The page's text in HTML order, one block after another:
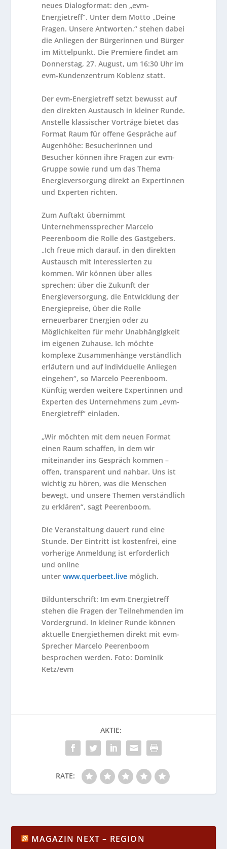
neues Dialogformat: den „evm-
Energietreff“. Unter dem Motto „Deine
Fragen. Unsere Antworten.“ stehen dabei
die Anliegen der Bürgerinnen und Bürger
im Mittelpunkt. Die Premiere findet am
Donnerstag, 27. August, um 16:30 Uhr im
evm-Kundenzentrum Koblenz statt.
Der evm-Energietreff setzt bewusst auf
den direkten Austausch in kleiner Runde.
Anstelle klassischer Vorträge bietet das
Format Raum für offene Gespräche auf
Augenhöhe: Besucherinnen und
Besucher können ihre Fragen zur evm-
Gruppe sowie rund um das Thema
Energieversorgung direkt an Expertinnen
und Experten richten.
Zum Auftakt übernimmt
Unternehmenssprecher Marcelo
Peerenboom die Rolle des Gastgebers.
„Ich freue mich darauf, in den direkten
Austausch mit Interessierten zu
kommen. Wir können über alles
sprechen: über die Zukunft der
Energieversorgung, die Entwicklung der
Energiepreise, über die Rolle
erneuerbarer Energien oder zu
Möglichkeiten für mehr Unabhängigkeit
im eigenen Zuhause. Ich möchte
komplexe Zusammenhänge verständlich
erläutern und auf individuelle Anliegen
eingehen“, so Marcelo Peerenboom.
Künftig werden weitere Expertinnen und
Experten des Unternehmens zum „evm-
Energietreff“ einladen.
„Wir möchten mit dem neuen Format
einen Raum schaffen, in dem wir
miteinander ins Gespräch kommen –
offen, transparent und nahbar. Uns ist
wichtig zu hören, was die Menschen
bewegt, und unsere Themen verständlich
zu erklären“, sagt Peerenboom.
Die Veranstaltung dauert rund eine
Stunde. Der Eintritt ist kostenfrei, eine
vorherige Anmeldung ist erforderlich
und online
unterwww.querbeet.live möglich.
Bildunterschrift: Im evm‑Energietreff
stehen die Fragen der Teilnehmenden im
Vordergrund. In kleiner Runde können
aktuelle Energiethemen direkt mit evm-
Sprecher Marcelo Peerenboom
besprochen werden. Foto: Dominik
Ketz/evm
AKTIE:
RATE:
MAGAZIN NEXT – REGION